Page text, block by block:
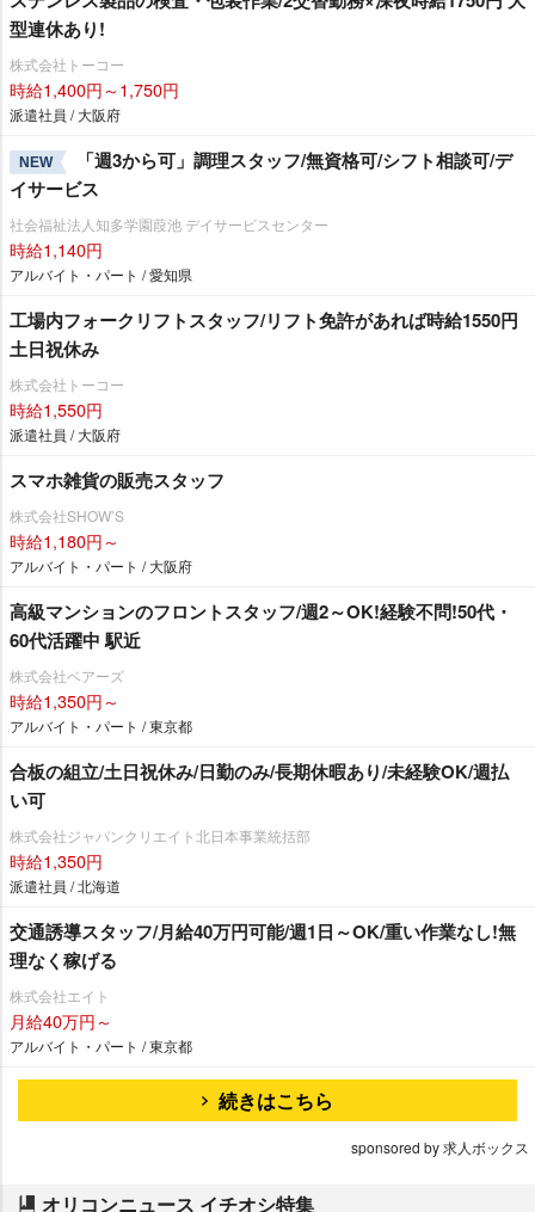
型連休あり!
株式会社トーコー
時給1,400円～1,750円
派遣社員 / 大阪府
NEW
「週3から可」調理スタッフ/無資格可/シフト相談可/デ
イサービス
社会福祉法人知多学園葭池 デイサービスセンター
時給1,140円
アルバイト・パート / 愛知県
工場内フォークリフトスタッフ/リフト免許があれば時給1550円
土日祝休み
株式会社トーコー
時給1,550円
派遣社員 / 大阪府
スマホ雑貨の販売スタッフ
株式会社SHOW’S
時給1,180円～
アルバイト・パート / 大阪府
高級マンションのフロントスタッフ/週2～OK!経験不問!50代・
60代活躍中 駅近
株式会社ベアーズ
時給1,350円～
アルバイト・パート / 東京都
合板の組立/土日祝休み/日勤のみ/長期休暇あり/未経験OK/週払
い可
株式会社ジャパンクリエイト北日本事業統括部
時給1,350円
派遣社員 / 北海道
交通誘導スタッフ/月給40万円可能/週1日～OK/重い作業なし!無
理なく稼げる
株式会社エイト
月給40万円～
アルバイト・パート / 東京都
続きはこちら
sponsored by 求人ボックス
オリコンニュース イチオシ特集